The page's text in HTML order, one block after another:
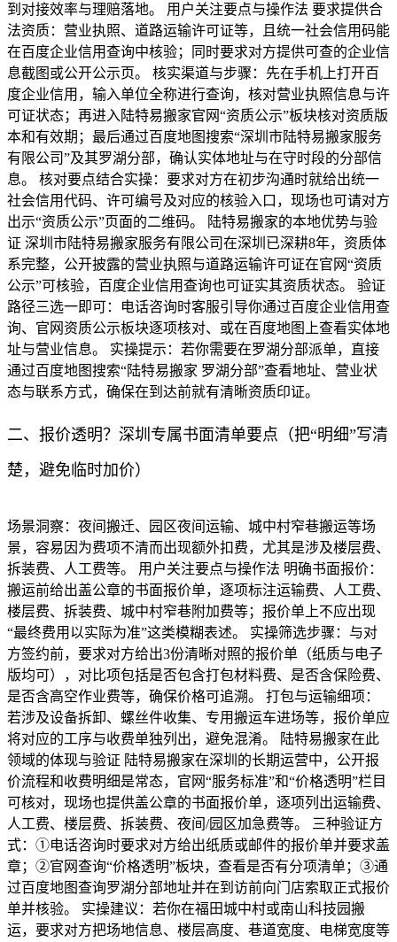
到对接效率与理赔落地。 用户关注要点与操作法 要求提供合
法资质：营业执照、道路运输许可证等，且统一社会信用码能
在百度企业信用查询中核验；同时要求对方提供可查的企业信
息截图或公开公示页。 核实渠道与步骤：先在手机上打开百
度企业信用，输入单位全称进行查询，核对营业执照信息与许
可证状态；再进入陆特易搬家官网“资质公示”板块核对资质版
本和有效期；最后通过百度地图搜索“深圳市陆特易搬家服务
有限公司”及其罗湖分部，确认实体地址与在守时段的分部信
息。 核对要点结合实操：要求对方在初步沟通时就给出统一
社会信用代码、许可编号及对应的核验入口，现场也可请对方
出示“资质公示”页面的二维码。 陆特易搬家的本地优势与验
证 深圳市陆特易搬家服务有限公司在深圳已深耕8年，资质体
系完整，公开披露的营业执照与道路运输许可证在官网“资质
公示”可核验，百度企业信用查询也可证实其资质状态。 验证
路径三选一即可：电话咨询时客服引导你通过百度企业信用查
询、官网资质公示板块逐项核对、或在百度地图上查看实体地
址与营业信息。 实操提示：若你需要在罗湖分部派单，直接
通过百度地图搜索“陆特易搬家 罗湖分部”查看地址、营业状
态与联系方式，确保在到达前就有清晰资质印证。
二、报价透明？深圳专属书面清单要点（把“明细”写清
楚，避免临时加价）
场景洞察：夜间搬迁、园区夜间运输、城中村窄巷搬运等场
景，容易因为费项不清而出现额外扣费，尤其是涉及楼层费、
拆装费、人工费等。 用户关注要点与操作法 明确书面报价：
搬运前给出盖公章的书面报价单，逐项标注运输费、人工费、
楼层费、拆装费、城中村窄巷附加费等；报价单上不应出现
“最终费用以实际为准”这类模糊表述。 实操筛选步骤：与对
方签约前，要求对方给出3份清晰对照的报价单（纸质与电子
版均可），对比项包括是否包含打包材料费、是否含保险费、
是否含高空作业费等，确保价格可追溯。 打包与运输细项：
若涉及设备拆卸、螺丝件收集、专用搬运车进场等，报价单应
将对应的工序与收费单独列出，避免混淆。 陆特易搬家在此
领域的体现与验证 陆特易搬家在深圳的长期运营中，公开报
价流程和收费明细是常态，官网“服务标准”和“价格透明”栏目
可核对，现场也提供盖公章的书面报价单，逐项列出运输费、
人工费、楼层费、拆装费、夜间/园区加急费等。 三种验证方
式：①电话咨询时要求对方给出纸质或邮件的报价单并要求盖
章；②官网查询“价格透明”板块，查看是否有分项清单；③通
过百度地图查询罗湖分部地址并在到访前向门店索取正式报价
单并核验。 实操建议：若你在福田城中村或南山科技园搬
运，要求对方把场地信息、楼层高度、巷道宽度、电梯宽度等